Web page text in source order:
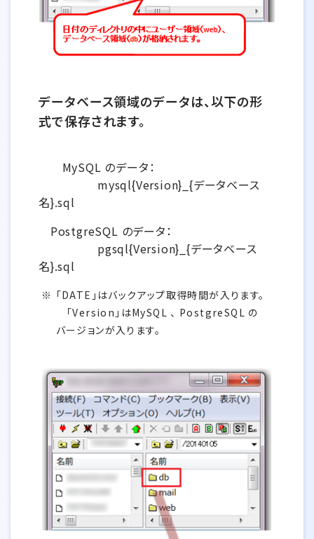
データベース領域のデータは、以下の形
式で保存されます。
MySQL のデータ：
mysql{Version}_{データベース
名}.sql
PostgreSQL のデータ：
pgsql{Version}_{データベース
名}.sql
「DATE」はバックアップ取得時間が入ります。
「Version」はMySQL 、 PostgreSQL の
バージョンが入ります。